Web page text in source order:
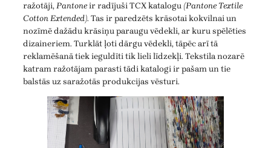
ražotāji,Pantoneir radījuši TCX katalogu (Pantone Textile
Cotton Extended). Tas ir paredzēts krāsotai kokvilnai un
nozīmē dažādu krāsiņu paraugu vēdekli, ar kuru spēlēties
dizaineriem. Turklāt ļoti dārgu vēdekli, tāpēc arī tā
reklamēšanā tiek ieguldīti tik lieli līdzekļi. Tekstila nozarē
katram ražotājam parasti tādi katalogi ir pašam un tie
balstās uz saražotās produkcijas vēsturi.